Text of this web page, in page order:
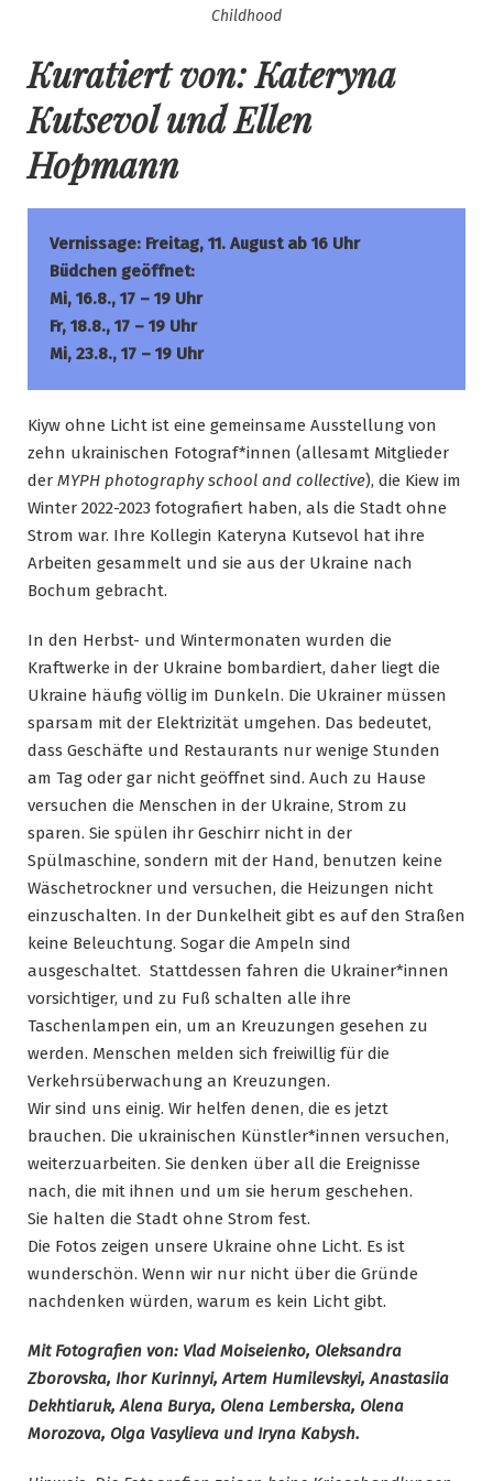
Childhood
Kuratiert von: Kateryna
Kutsevol und Ellen
Hopmann
Vernissage: Freitag, 11. August ab 16 Uhr
Büdchen geöffnet:
Mi, 16.8., 17 – 19 Uhr
Fr, 18.8., 17 – 19 Uhr
Mi, 23.8., 17 – 19 Uhr
Kiyw ohne Licht ist eine gemeinsame Ausstellung von
zehn ukrainischen Fotograf*innen (allesamt Mitglieder
der MYPH photography school and collective), die Kiew im
Winter 2022-2023 fotografiert haben, als die Stadt ohne
Strom war. Ihre Kollegin Kateryna Kutsevol hat ihre
Arbeiten gesammelt und sie aus der Ukraine nach
Bochum gebracht.
In den Herbst- und Wintermonaten wurden die
Kraftwerke in der Ukraine bombardiert, daher liegt die
Ukraine häufig völlig im Dunkeln. Die Ukrainer müssen
sparsam mit der Elektrizität umgehen. Das bedeutet,
dass Geschäfte und Restaurants nur wenige Stunden
am Tag oder gar nicht geöffnet sind. Auch zu Hause
versuchen die Menschen in der Ukraine, Strom zu
sparen. Sie spülen ihr Geschirr nicht in der
Spülmaschine, sondern mit der Hand, benutzen keine
Wäschetrockner und versuchen, die Heizungen nicht
einzuschalten. In der Dunkelheit gibt es auf den Straßen
keine Beleuchtung. Sogar die Ampeln sind
ausgeschaltet. Stattdessen fahren die Ukrainer*innen
vorsichtiger, und zu Fuß schalten alle ihre
Taschenlampen ein, um an Kreuzungen gesehen zu
werden. Menschen melden sich freiwillig für die
Verkehrsüberwachung an Kreuzungen.
Wir sind uns einig. Wir helfen denen, die es jetzt
brauchen. Die ukrainischen Künstler*innen versuchen,
weiterzuarbeiten. Sie denken über all die Ereignisse
nach, die mit ihnen und um sie herum geschehen.
Sie halten die Stadt ohne Strom fest.
Die Fotos zeigen unsere Ukraine ohne Licht. Es ist
wunderschön. Wenn wir nur nicht über die Gründe
nachdenken würden, warum es kein Licht gibt.
Mit Fotografien von: Vlad Moiseienko, Oleksandra
Zborovska, Ihor Kurinnyi, Artem Humilevskyi, Anastasiia
Dekhtiaruk, Alena Burya, Olena Lemberska, Olena
Morozova, Olga Vasylieva und Iryna Kabysh.